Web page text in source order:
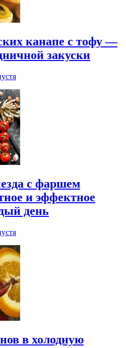
канапе с тофу —
закуски
с фаршем
и эффектное
день
в холодную